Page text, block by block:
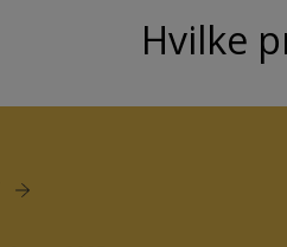
Hvilke